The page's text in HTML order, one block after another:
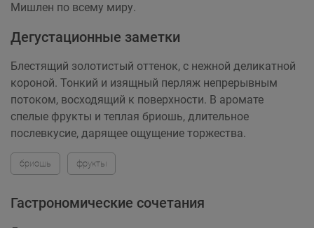
Мишлен по всему миру.
Дегустационные заметки
Блестящий золотистый оттенок, с нежной деликатной
короной. Тонкий и изящный перляж непрерывным
потоком, восходящий к поверхности. В аромате
спелые фрукты и теплая бриошь, длительное
послевкусие, дарящее ощущение торжества.
бриошь фрукты
Гастрономические сочетания